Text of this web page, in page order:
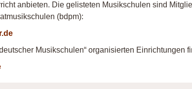
anbieten. Die gelisteten Musikschulen sind
(bdpm):
Musikschulen“ organisierten Einrichtungen